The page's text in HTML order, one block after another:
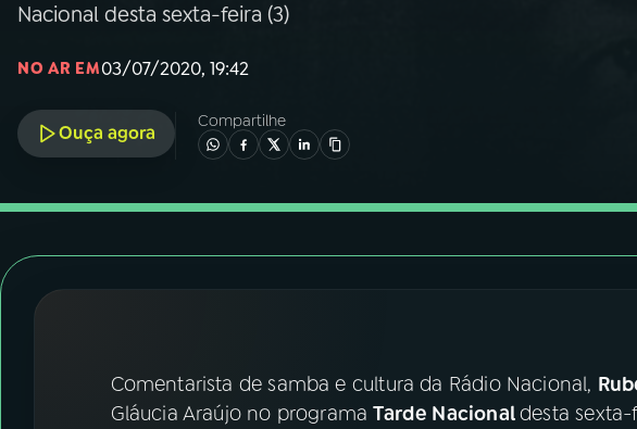
04PROGRAMAS
06VIDEOCASTS
FESTIVAL DE MÚSICA
Nacional desta sexta-feira (3)
NO AR EM03/07/2020, 19:42
Ouça agora
Compartilhe
Comentarista de samba e cultura da Rádio Nacional,
Gláucia Araújo no programaTarde Nacionaldesta sexta-